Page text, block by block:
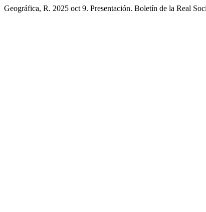
Geográfica, R. 2025 oct 9. Presentación. Boletín de la Real